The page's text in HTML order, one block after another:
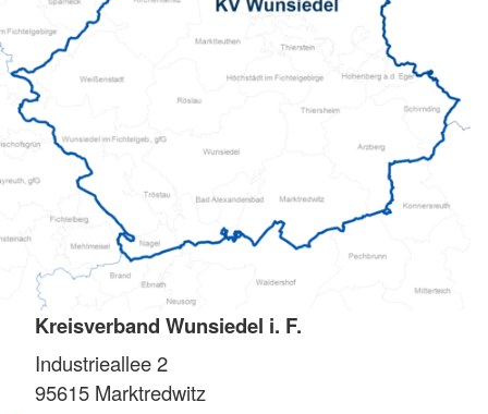
Kreisverband Wunsiedel i. F.
Industrieallee 2
95615 Marktredwitz